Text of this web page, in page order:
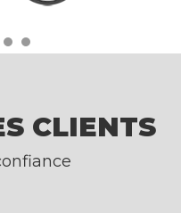
CLIENTS